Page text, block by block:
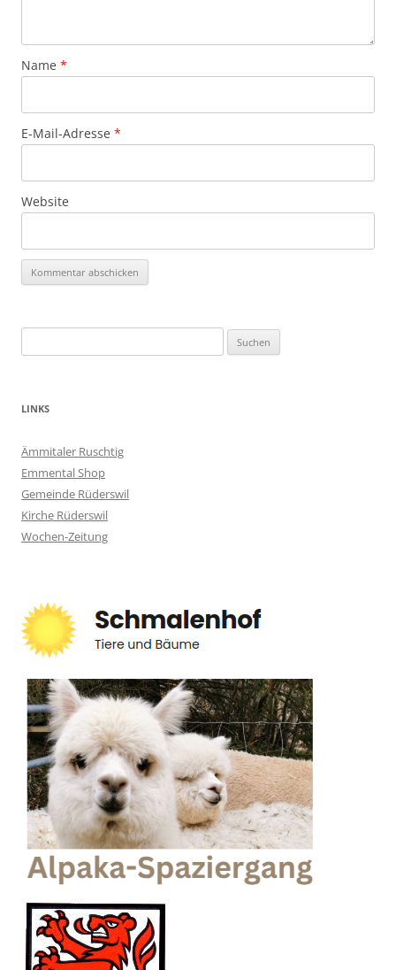
Name *
E-Mail-Adresse *
Website
nach:
LINKS
Ämmitaler Ruschtig
Emmental Shop
Gemeinde Rüderswil
Kirche Rüderswil
Wochen-Zeitung